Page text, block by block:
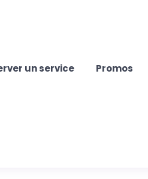
un service Promos